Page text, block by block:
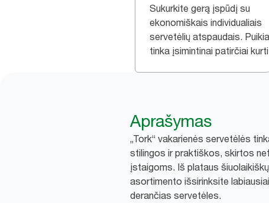
Sukurkite gerą įspūdį su
ekonomiškais individualiais
servetėlių atspaudais.
tinka įsimintinai patirčiai
Aprašymas
„Tork“ vakarienės servetėlės
stilingos ir praktiškos, skirtos
įstaigoms. Iš plataus
asortimento išsirinksite
derančias servetėles.